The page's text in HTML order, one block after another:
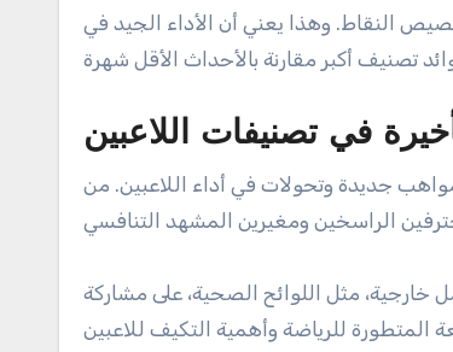
النقاط. وهذا يعني أن الأداء الجيد في
في تصنيفات اللاعبين
جديدة وتحولات في أداء اللاعبين. من
خارجية، مثل اللوائح الصحية، على مشاركة